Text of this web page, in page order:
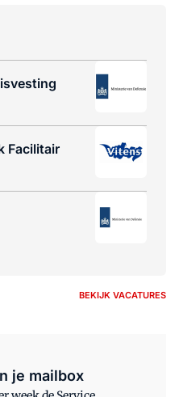
Facilitair
BEKIJK VACATURES
je mailbox